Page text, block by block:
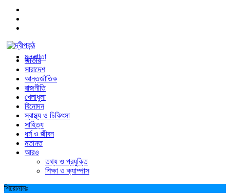
মুল পাতা
জাতীয়
সারাদেশ
আন্তর্জাতিক
রাজনীতি
খেলাধুলা
বিনোদন
স্বাস্থ্য ও চিকিৎসা
সাহিত্য
ধর্ম ও জীবন
মতামত
আরও
তথ্য ও প্রযুক্তি
শিক্ষা ও ক্যাম্পাস
শিরোনামঃ